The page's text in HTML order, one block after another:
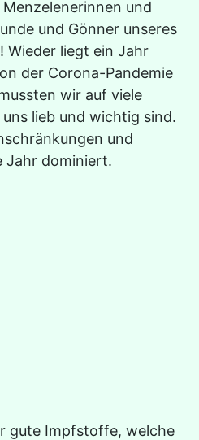
und
und Gönner unseres
Wieder liegt ein Jahr
der Corona-Pandemie
wir auf viele
lieb und wichtig sind.
und
Jahr dominiert.
gute Impfstoffe, welche